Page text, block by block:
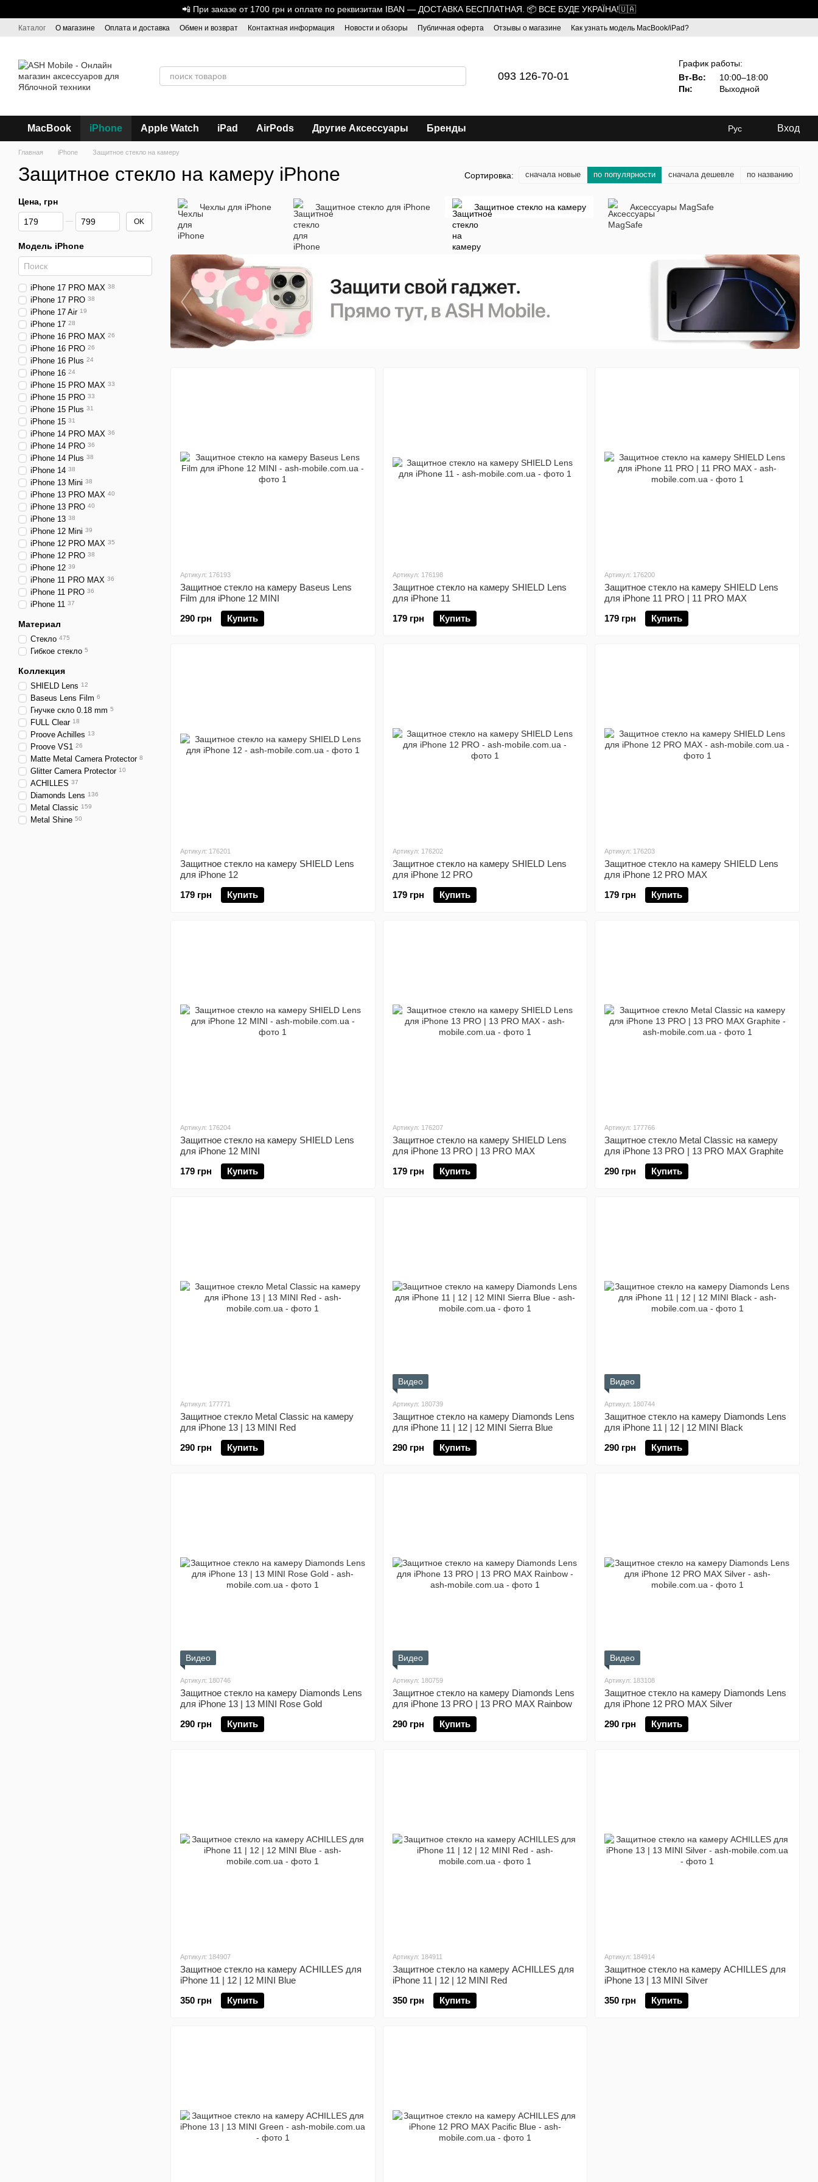
📲 При заказе от 1700 грн и оплате по реквизитам IBAN — ДОСТАВКА БЕСПЛАТНАЯ. 📦 ВСЕ БУДЕ УКРАЇНА!🇺🇦
Каталог О магазине Оплата и доставка Обмен и возврат Контактная информация Новости и обзоры Публичная оферта Отзывы о магазине
Как узнать модель MacBook/iPad?
093 126-70-01
График работы:
Вт-Вс:
10:00–18:00
Пн:
Выходной
MacBook iPhone Apple Watch iPad AirPods Другие Аксессуары Бренды Рус Вход
Главная iPhone Защитное стекло на камеру
Защитное стекло на камеру iPhone Сортировка: сначала новые по популярности сначала дешевле по названию
Чехлы для iPhone Защитное стекло для iPhone Защитное стекло на камеру Аксессуары MagSafe
Артикул: 176193
Защитное стекло на камеру Baseus Lens
Film для iPhone 12 MINI
290 грн
Купить
Артикул: 176198
Защитное стекло на камеру SHIELD Lens
для iPhone 11
179 грн
Купить
Артикул: 176200
Защитное стекло на камеру SHIELD Lens
для iPhone 11 PRO | 11 PRO MAX
179 грн
Купить
Артикул: 176201
Защитное стекло на камеру SHIELD Lens
для iPhone 12
179 грн
Купить
Артикул: 176202
Защитное стекло на камеру SHIELD Lens
для iPhone 12 PRO
179 грн
Купить
Артикул: 176203
Защитное стекло на камеру SHIELD Lens
для iPhone 12 PRO MAX
179 грн
Купить
Артикул: 176204
Защитное стекло на камеру SHIELD Lens
для iPhone 12 MINI
179 грн
Купить
Артикул: 176207
Защитное стекло на камеру SHIELD Lens
для iPhone 13 PRO | 13 PRO MAX
179 грн
Купить
Артикул: 177766
Защитное стекло Metal Classic на камеру
для iPhone 13 PRO | 13 PRO MAX Graphite
290 грн
Купить
Артикул: 177771
Защитное стекло Metal Classic на камеру
для iPhone 13 | 13 MINI Red
290 грн
Купить
Видео
Артикул: 180739
Защитное стекло на камеру Diamonds Lens
для iPhone 11 | 12 | 12 MINI Sierra Blue
290 грн
Купить
Видео
Артикул: 180744
Защитное стекло на камеру Diamonds Lens
для iPhone 11 | 12 | 12 MINI Black
290 грн
Купить
Видео
Артикул: 180746
Защитное стекло на камеру Diamonds Lens
для iPhone 13 | 13 MINI Rose Gold
290 грн
Купить
Видео
Артикул: 180759
Защитное стекло на камеру Diamonds Lens
для iPhone 13 PRO | 13 PRO MAX Rainbow
290 грн
Купить
Видео
Артикул: 183108
Защитное стекло на камеру Diamonds Lens
для iPhone 12 PRO MAX Silver
290 грн
Купить
Артикул: 184907
Защитное стекло на камеру ACHILLES для
iPhone 11 | 12 | 12 MINI Blue
350 грн
Купить
Артикул: 184911
Защитное стекло на камеру ACHILLES для
iPhone 11 | 12 | 12 MINI Red
350 грн
Купить
Артикул: 184914
Защитное стекло на камеру ACHILLES для
iPhone 13 | 13 MINI Silver
350 грн
Купить
Цена, грн
От Цена, грн
До Цена, грн OK
Модель iPhone
iPhone 17 PRO MAX 38
iPhone 17 PRO 38
iPhone 17 Air 19
iPhone 17 28
iPhone 16 PRO MAX 26
iPhone 16 PRO 26
iPhone 16 Plus 24
iPhone 16 24
iPhone 15 PRO MAX 33
iPhone 15 PRO 33
iPhone 15 Plus 31
iPhone 15 31
iPhone 14 PRO MAX 36
iPhone 14 PRO 36
iPhone 14 Plus 38
iPhone 14 38
iPhone 13 Mini 38
iPhone 13 PRO MAX 40
iPhone 13 PRO 40
iPhone 13 38
iPhone 12 Mini 39
iPhone 12 PRO MAX 35
iPhone 12 PRO 38
iPhone 12 39
iPhone 11 PRO MAX 36
iPhone 11 PRO 36
iPhone 11 37
Материал
Стекло 475
Гибкое стекло 5
Коллекция
SHIELD Lens 12
Baseus Lens Film 6
Гнучке скло 0.18 mm 5
FULL Clear 18
Proove Achilles 13
Proove VS1 26
Matte Metal Camera Protector 8
Glitter Camera Protector 10
ACHILLES 37
Diamonds Lens 136
Metal Classic 159
Metal Shine 50